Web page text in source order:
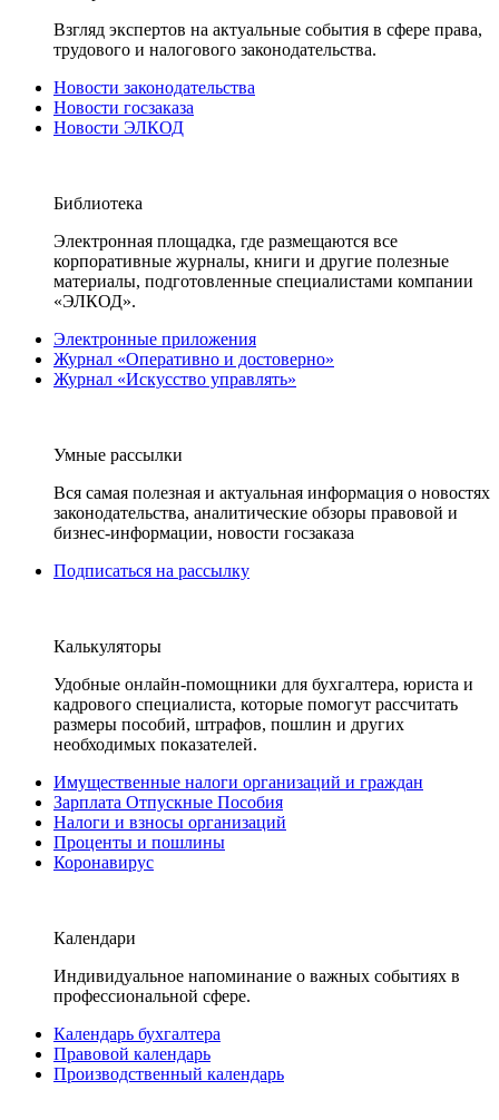
Взгляд экспертов на актуальные события в сфере права,
трудового и налогового законодательства.
Новости законодательства
Новости госзаказа
Новости ЭЛКОД
Библиотека
Электронная площадка, где размещаются все
корпоративные журналы, книги и другие полезные
материалы, подготовленные специалистами компании
«ЭЛКОД».
Электронные приложения
Журнал «Оперативно и достоверно»
Журнал «Искусство управлять»
Умные рассылки
Вся самая полезная и актуальная информация о новостях
законодательства, аналитические обзоры правовой и
бизнес-информации, новости госзаказа
Подписаться на рассылку
Калькуляторы
Удобные онлайн-помощники для бухгалтера, юриста и
кадрового специалиста, которые помогут рассчитать
размеры пособий, штрафов, пошлин и других
необходимых показателей.
Имущественные налоги организаций и граждан
Зарплата Отпускные Пособия
Налоги и взносы организаций
Проценты и пошлины
Коронавирус
Календари
Индивидуальное напоминание о важных событиях в
профессиональной сфере.
Календарь бухгалтера
Правовой календарь
Производственный календарь